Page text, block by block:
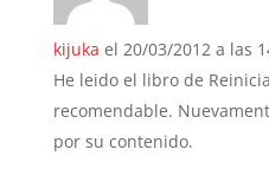
kijuka el 20/03/2012 a las
He leido el libro de
recomendable.
por su contenido.